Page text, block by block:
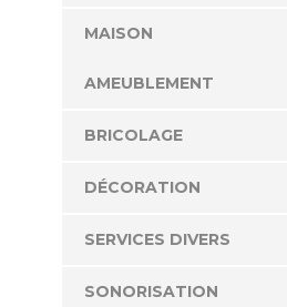
MAISON
AMEUBLEMENT
BRICOLAGE
DÉCORATION
SERVICES DIVERS
SONORISATION